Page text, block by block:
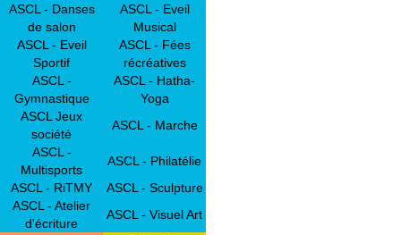
ASCL - Danses
de salon
ASCL - Eveil
Musical
ASCL - Eveil
Sportif
ASCL - Fées
récréatives
ASCL -
Gymnastique
ASCL - Hatha-
Yoga
ASCL Jeux
société
ASCL - Marche
ASCL -
Multisports
ASCL - Philatélie
ASCL - RiTMY
ASCL - Sculpture
ASCL - Atelier
d'écriture
ASCL - Visuel Art